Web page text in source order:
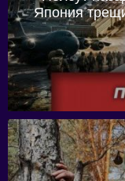
Япония